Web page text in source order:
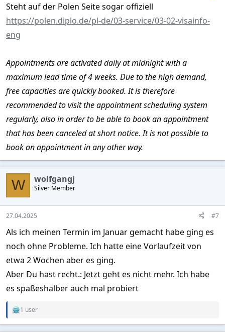
Steht auf der Polen Seite sogar offiziell
https://polen.diplo.de/pl-de/03-service/03-02-visainfo-
eng
Appointments are activated daily at midnight with a
maximum lead time of 4 weeks. Due to the high demand,
free capacities are quickly booked. It is therefore
recommended to visit the appointment scheduling system
regularly, also in order to be able to book an appointment
that has been canceled at short notice. It is not possible to
book an appointment in any other way.
W wolfgangj
Silver Member
27.04.2025 #7
Als ich meinen Termin im Januar gemacht habe ging es
noch ohne Probleme. Ich hatte eine Vorlaufzeit von
etwa 2 Wochen aber es ging.
Aber Du hast recht.: Jetzt geht es nicht mehr. Ich habe
es spaßeshalber auch mal probiert
R
1 user